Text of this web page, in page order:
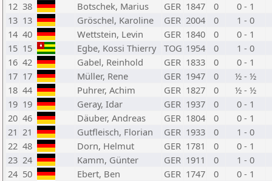
12 38 Botschek, Marius GER 1847 0
0 - 1
13 13 Gröschel, Karoline GER 2004 0
1 - 0
14 40 Wettstein, Levin GER 1840 0
0 - 1
15 15 Egbe, Kossi Thierry TOG 1954 0
1 - 0
16 42 Gabel, Reinhold GER 1833 0
0 - 1
17 17 Müller, Rene GER 1947 0
½ - ½
18 44 Puhrer, Achim GER 1827 0
½ - ½
19 19 Geray, Idar GER 1937 0
0 - 1
20 46 Däuber, Andreas GER 1804 0
0 - 1
21 21 Gutfleisch, Florian GER 1933 0
1 - 0
22 48 Dorn, Helmut GER 1781 0
0 - 1
23 24 Kamm, Günter GER 1911 0
1 - 0
24 50 Ebert, Ben GER 1747 0
0 - 1